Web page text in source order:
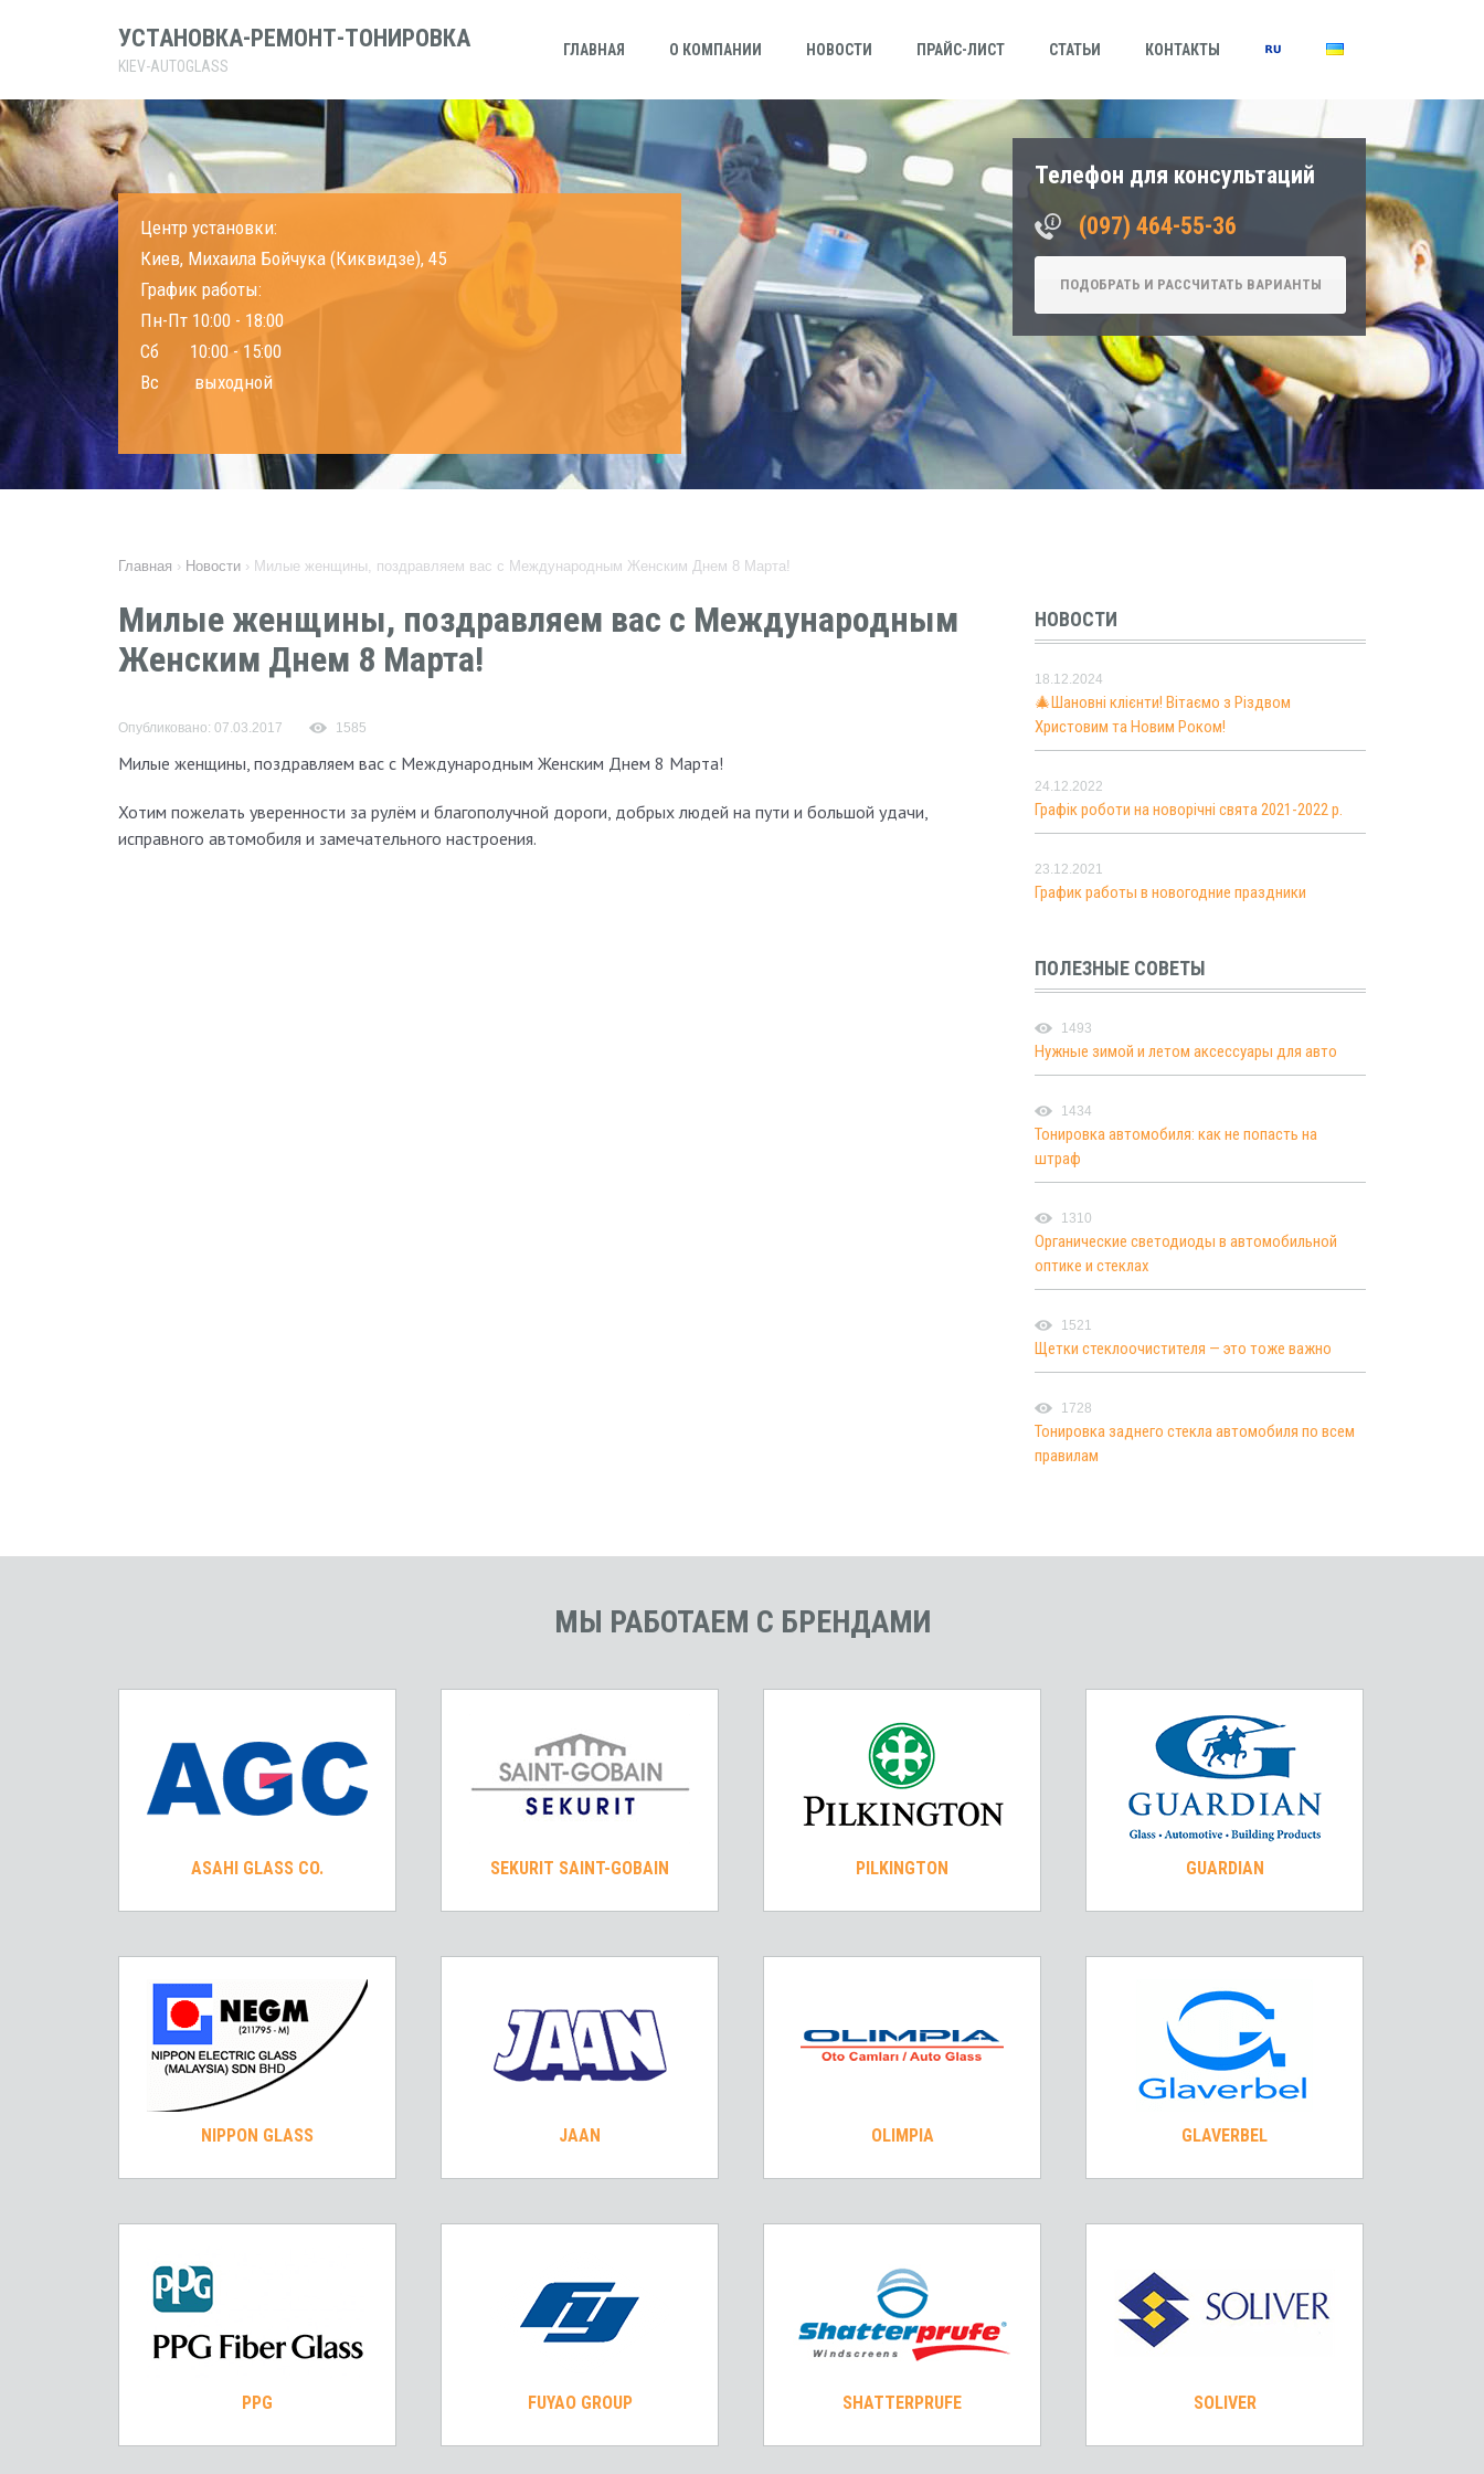
УСТАНОВКА-РЕМОНТ-ТОНИРОВКА
KIEV-AUTOGLASS
ГЛАВНАЯ О КОМПАНИИ НОВОСТИ ПРАЙС-ЛИСТ СТАТЬИ КОНТАКТЫ
Центр установки:
Киев, Михаила Бойчука (Киквидзе), 45
График работы:
Пн-Пт 10:00 - 18:00
Сб 10:00 - 15:00
Вс выходной
Телефон для консультаций
‎(097) 464-55-36
ПОДОБРАТЬ И РАССЧИТАТЬ ВАРИАНТЫ
Главная › Новости › Милые женщины, поздравляем вас с Международным Женским Днем 8 Марта!
Милые женщины, поздравляем вас с Международным
Женским Днем 8 Марта!
Опубликовано: 07.03.2017 1585
Милые женщины, поздравляем вас с Международным Женским Днем 8 Марта!
Хотим пожелать уверенности за рулём и благополучной дороги, добрых людей на пути и большой удачи,
исправного автомобиля и замечательного настроения.
НОВОСТИ
18.12.2024
🎄Шановні клієнти! Вітаємо з Різдвом
Христовим та Новим Роком!
24.12.2022
Графік роботи на новорічні свята 2021-2022 р.
23.12.2021
График работы в новогодние праздники
ПОЛЕЗНЫЕ СОВЕТЫ
1493
Нужные зимой и летом аксессуары для авто
1434
Тонировка автомобиля: как не попасть на
штраф
1310
Органические светодиоды в автомобильной
оптике и стеклах
1521
Щетки стеклоочистителя — это тоже важно
1728
Тонировка заднего стекла автомобиля по всем
правилам
МЫ РАБОТАЕМ С БРЕНДАМИ
ASAHI GLASS CO. SEKURIT SAINT-GOBAIN PILKINGTON GUARDIAN
NIPPON GLASS JAAN OLIMPIA GLAVERBEL
PPG FUYAO GROUP SHATTERPRUFE SOLIVER